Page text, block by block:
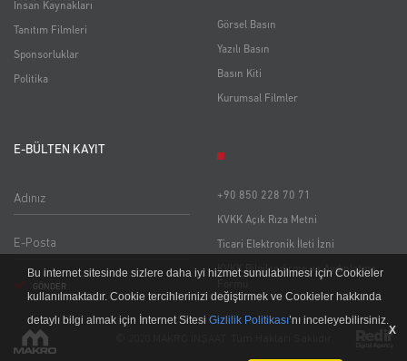
İnsan Kaynakları
Tanıtım Filmleri
Sponsorluklar
Politika
Görsel Basın
Yazılı Basın
Basın Kiti
Kurumsal Filmler
E-BÜLTEN KAYIT
Adınız
GÖNDER
+90 850 228 70 71
KVKK Açık Rıza Metni
Ticari Elektronik İleti İzni
KVKK Bilgilendirme ve Aydınlatma
Bu internet sitesinde sizlere daha iyi hizmet sunulabilmesi için Cookieler
kullanılmaktadır. Cookie tercihlerinizi değiştirmek ve Cookieler hakkında
detaylı bilgi almak için İnternet Sitesi Gizlilik Politikası’nı inceleyebilirsiniz.
X